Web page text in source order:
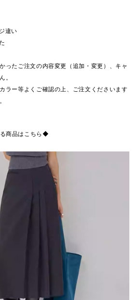
違い
ったご注文の内容変更（追加・変更）、キャ
。
ラー等よくご確認の上、ご注文くださいます
商品はこちら◆